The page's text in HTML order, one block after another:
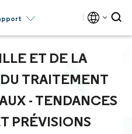
ET DE LA
TRAITEMENT
- TENDANCES
PRÉVISIONS